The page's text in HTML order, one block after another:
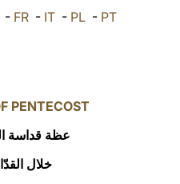
- FR - IT - PL - PT
PENTECOST
عظة قداسة
خلال